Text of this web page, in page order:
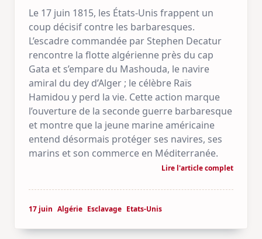
Le 17 juin 1815, les États-Unis frappent un
coup décisif contre les barbaresques.
L’escadre commandée par Stephen Decatur
rencontre la flotte algérienne près du cap
Gata et s’empare du Mashouda, le navire
amiral du dey d’Alger ; le célèbre Raïs
Hamidou y perd la vie. Cette action marque
l’ouverture de la seconde guerre barbaresque
et montre que la jeune marine américaine
entend désormais protéger ses navires, ses
marins et son commerce en Méditerranée.
Lire l'article complet
17 juin Algérie Esclavage Etats-Unis